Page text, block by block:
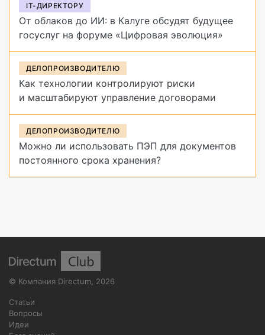
IT-ДИРЕКТОРУ
От облаков до ИИ: в Калуге обсудят будущее
госуслуг на форуме «Цифровая эволюция»
ДЕЛОПРОИЗВОДИТЕЛЮ
Как технологии контролируют риски
и масштабируют управление договорами
ДЕЛОПРОИЗВОДИТЕЛЮ
Можно ли использовать ПЭП для документов
постоянного срока хранения?
© Компания Directum 2026
Статьи
Вопросы
Идеи